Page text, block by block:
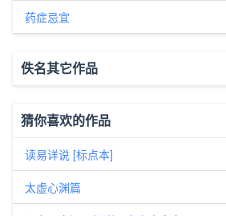
药症忌宜
佚名其它作品
猜你喜欢的作品
读易详说 [标点本]
太虚心渊篇